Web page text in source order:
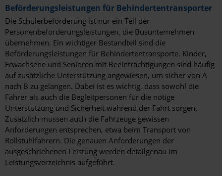
Winnenden
Witten
Wittlich
Wolfsburg
Worms
Wuppertal
Würzburg
Zeitz
Zossen
Beförderungsleistungen für Behindertentransporter
Die Schülerbeförderung ist nur ein Teil der
Personenbeförderungsleistungen, die Busunternehmen
übernehmen. Ein wichtiger Bestandteil sind die
Beförderungsleistungen für Behindertentransporte. Kinder,
Erwachsene und Senioren mit Beeinträchtigungen sind häufig
auf zusätzliche Unterstützung angewiesen, um sicher von A
nach B zu gelangen. Dabei ist es wichtig, dass sowohl die
Fahrer als auch die Begleitpersonen für die nötige
Unterstützung und Sicherheit während der Fahrt sorgen.
Zusätzlich müssen auch die Fahrzeuge gewissen
Anforderungen entsprechen, etwa beim Transport von
Rollstuhlfahrern. Die genauen Anforderungen der
ausgeschriebenen Leistung werden detailgenau im
Leistungsverzeichnis aufgeführt.